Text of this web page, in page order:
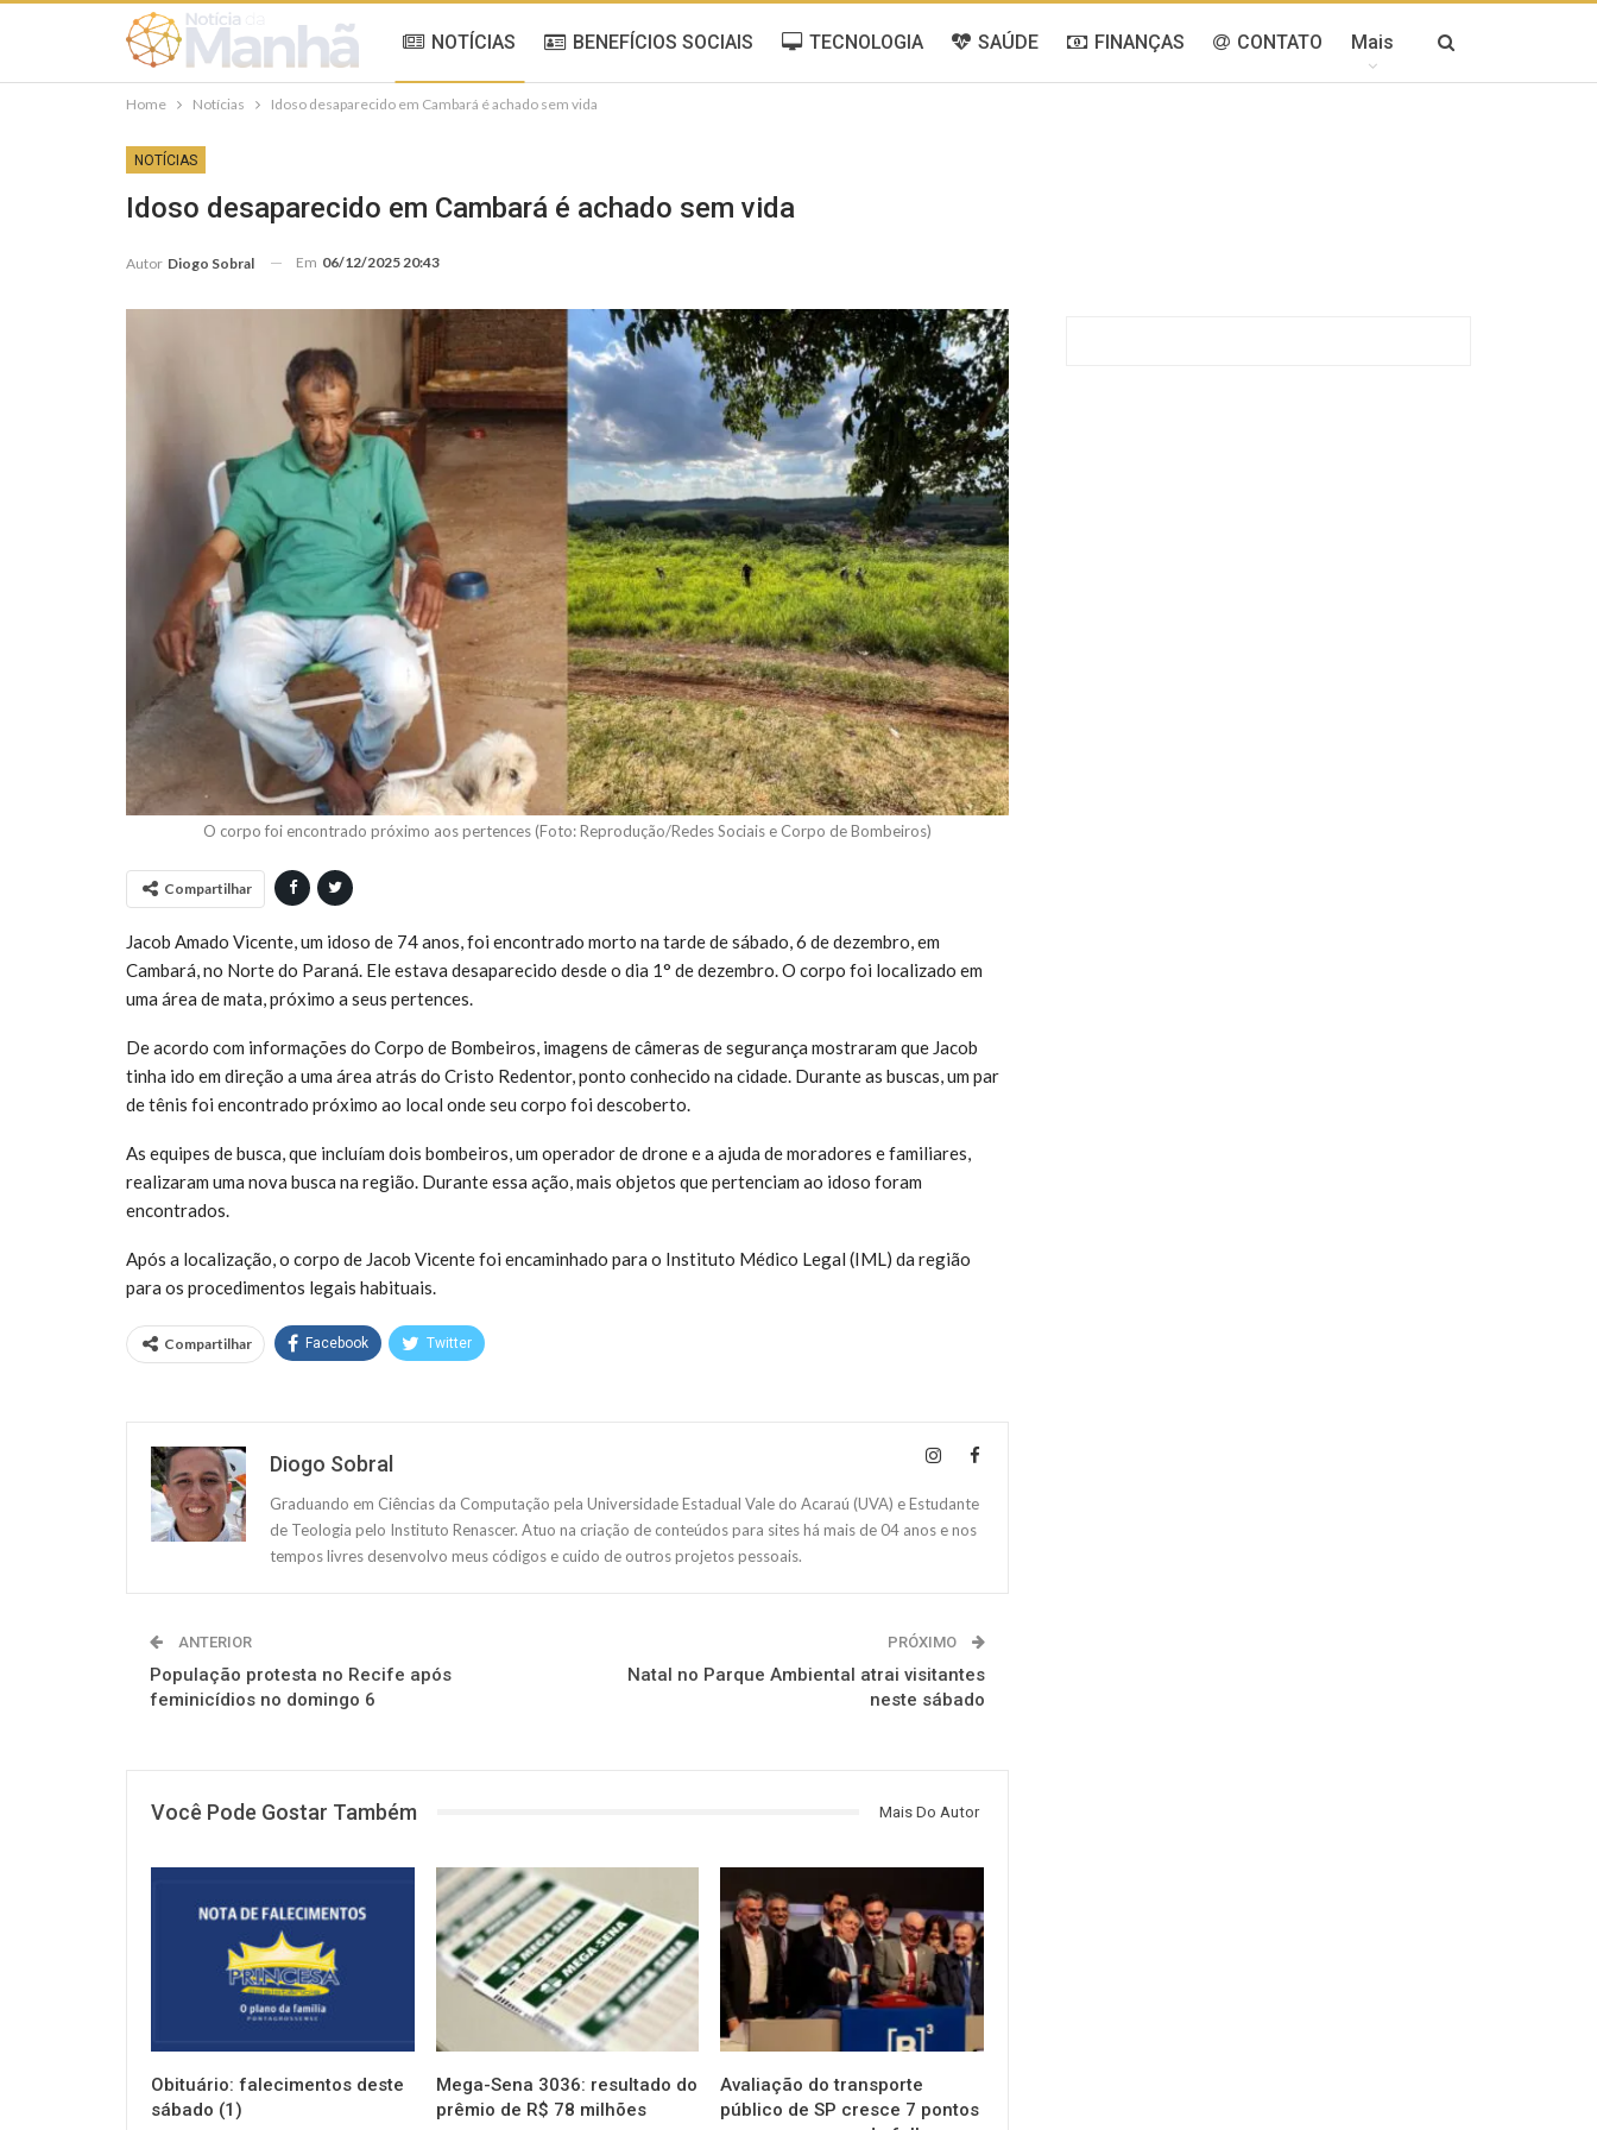
NOTÍCIAS BENEFÍCIOS SOCIAIS TECNOLOGIA SAÚDE FINANÇAS CONTATO Mais
Home Notícias Idoso desaparecido em Cambará é achado sem vida
NOTÍCIAS
Idoso desaparecido em Cambará é achado sem vida
Autor Diogo Sobral Em 06/12/2025 20:43
O corpo foi encontrado próximo aos pertences (Foto: Reprodução/Redes Sociais e Corpo de Bombeiros)
Compartilhar
Jacob Amado Vicente, um idoso de 74 anos, foi encontrado morto na tarde de sábado, 6 de dezembro, em
Cambará, no Norte do Paraná. Ele estava desaparecido desde o dia 1° de dezembro. O corpo foi localizado em
uma área de mata, próximo a seus pertences.
De acordo com informações do Corpo de Bombeiros, imagens de câmeras de segurança mostraram que Jacob
tinha ido em direção a uma área atrás do Cristo Redentor, ponto conhecido na cidade. Durante as buscas, um par
de tênis foi encontrado próximo ao local onde seu corpo foi descoberto.
As equipes de busca, que incluíam dois bombeiros, um operador de drone e a ajuda de moradores e familiares,
realizaram uma nova busca na região. Durante essa ação, mais objetos que pertenciam ao idoso foram
encontrados.
Após a localização, o corpo de Jacob Vicente foi encaminhado para o Instituto Médico Legal (IML) da região
para os procedimentos legais habituais.
Compartilhar Facebook Twitter
Diogo Sobral
Graduando em Ciências da Computação pela Universidade Estadual Vale do Acaraú (UVA) e Estudante
de Teologia pelo Instituto Renascer. Atuo na criação de conteúdos para sites há mais de 04 anos e nos
tempos livres desenvolvo meus códigos e cuido de outros projetos pessoais.
ANTERIOR
População protesta no Recife após
feminicídios no domingo 6
PRÓXIMO
Natal no Parque Ambiental atrai visitantes
neste sábado
Você Pode Gostar Também Mais Do Autor
Obituário: falecimentos deste
sábado (1)
NOTÍCIAS
Mega-Sena 3036: resultado do
prêmio de R$ 78 milhões
Avaliação do transporte
público de SP cresce 7 pontos